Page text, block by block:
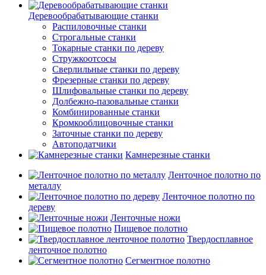
Деревообрабатывающие станки
Распиловочные станки
Строгальные станки
Токарные станки по дереву
Стружкоотсосы
Сверлильные станки по дереву
Фрезерные станки по дереву
Шлифовальные станки по дереву
Долбежно-пазовальные станки
Комбинированные станки
Кромкооблицовочные станки
Заточные станки по дереву
Автоподатчики
Камнерезные станки
Ленточное полотно по
металлу
Ленточное полотно по
дереву
Ленточные ножи
Пищевое полотно
Твердосплавное
ленточное полотно
Сегментное полотно